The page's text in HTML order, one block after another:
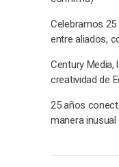
Celebramos
entre aliados,
Century Media,
creatividad de
25 años
manera inusual